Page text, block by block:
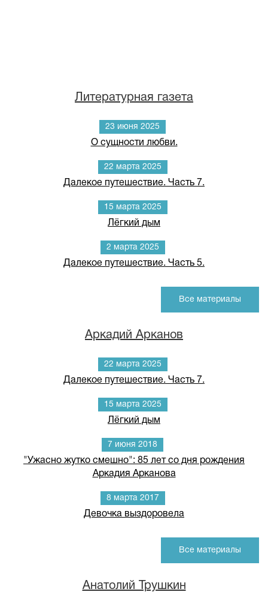
Литературная газета
23 июня 2025
О сущности любви.
22 марта 2025
Далекое путешествие. Часть 7.
15 марта 2025
Лёгкий дым
2 марта 2025
Далекое путешествие. Часть 5.
Все материалы
Аркадий Арканов
22 марта 2025
Далекое путешествие. Часть 7.
15 марта 2025
Лёгкий дым
7 июня 2018
"Ужасно жутко смешно": 85 лет со дня рождения
Аркадия Арканова
8 марта 2017
Девочка выздоровела
Все материалы
Анатолий Трушкин